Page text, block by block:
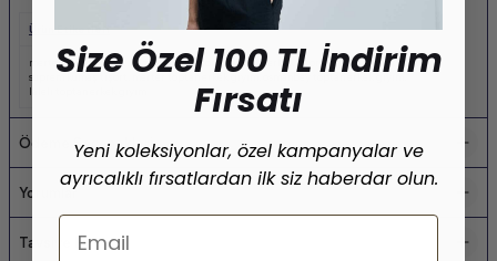
Ürün Etiketleri
merter toptan tişört yazlık erkek tişört ,pamuklu erkek tişört ,toptan erkek tişört,
süprem kumaş tişört
laleli toptan erkek giyim
Ödeme Seçenekleri
Yorumlar
Tavsiye Et
Size Özel 100 TL İndirim
Fırsatı
Yeni koleksiyonlar, özel kampanyalar ve
ayrıcalıklı fırsatlardan ilk siz haberdar olun.
Email